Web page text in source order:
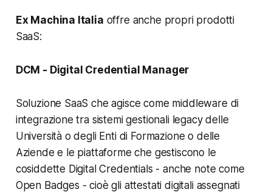
Ex Machina Italia offre anche propri prodotti
SaaS:
DCM - Digital Credential Manager
Soluzione SaaS che agisce come middleware di
integrazione tra sistemi gestionali legacy delle
Università o degli Enti di Formazione o delle
Aziende e le piattaforme che gestiscono le
cosiddette Digital Credentials - anche note come
Open Badges - cioè gli attestati digitali assegnati